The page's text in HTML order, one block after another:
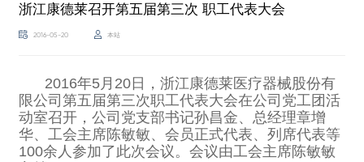
浙江康德莱召开第五届第三次 职工代表大会
2016-05-20 本站
2016年5月20日，浙江康德莱医疗器械股份有
限公司第五届第三次职工代表大会在公司党工团活
动室召开，公司党支部书记孙昌金、总经理章增
华、工会主席陈敏敏、会员正式代表、列席代表等
100余人参加了此次会议。会议由工会主席陈敏敏